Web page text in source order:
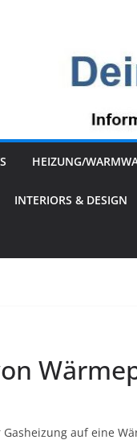
HEIZUNG/
INTERIORS & DESIGN
auf eine